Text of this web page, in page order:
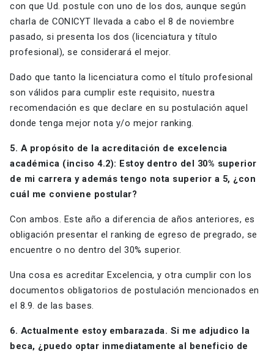
con que Ud. postule con uno de los dos, aunque según
charla de CONICYT llevada a cabo el 8 de noviembre
pasado, si presenta los dos (licenciatura y título
profesional), se considerará el mejor.
Dado que tanto la licenciatura como el título profesional
son válidos para cumplir este requisito, nuestra
recomendación es que declare en su postulación aquel
donde tenga mejor nota y/o mejor ranking.
5. A propósito de la acreditación de excelencia
académica (inciso 4.2): Estoy dentro del 30% superior
de mi carrera y además tengo nota superior a 5, ¿con
cuál me conviene postular?
Con ambos. Este año a diferencia de años anteriores, es
obligación presentar el ranking de egreso de pregrado, se
encuentre o no dentro del 30% superior.
Una cosa es acreditar Excelencia, y otra cumplir con los
documentos obligatorios de postulación mencionados en
el 8.9. de las bases.
6. Actualmente estoy embarazada. Si me adjudico la
beca, ¿puedo optar inmediatamente al beneficio de